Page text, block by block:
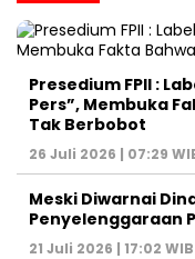
Presedium FPII :
Pers”, Membuka
Tak Berbobot
26 Juli 2026 | 07:29
Meski Diwarnai
Penyelenggaraan
21 Juli 2026 | 17:02 WIB